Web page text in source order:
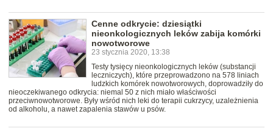
Cenne odkrycie: dziesiątki
nieonkologicznych leków zabija komórki
nowotworowe
23 stycznia 2020, 13:38
Testy tysięcy nieonkologicznych leków (substancji
leczniczych), które przeprowadzono na 578 liniach
ludzkich komórek nowotworowych, doprowadziły do
nieoczekiwanego odkrycia: niemal 50 z nich miało właściwości
przeciwnowotworowe. Były wśród nich leki do terapii cukrzycy, uzależnienia
od alkoholu, a nawet zapalenia stawów u psów.